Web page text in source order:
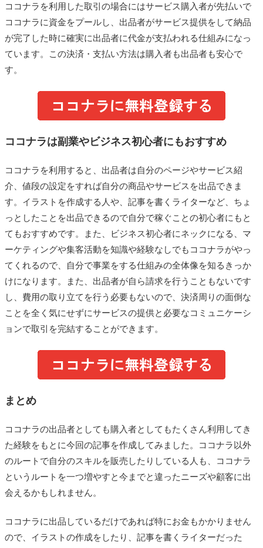
ココナラを利用した取引の場合にはサービス購入者が先払いで
ココナラに資金をプールし、出品者がサービス提供をして納品
が完了した時に確実に出品者に代金が支払われる仕組みになっ
ています。この決済・支払い方法は購入者も出品者も安心で
す。
ココナラは副業やビジネス初心者にもおすすめ
ココナラを利用すると、出品者は自分のページやサービス紹
介、値段の設定をすれば自分の商品やサービスを出品できま
す。イラストを作成する人や、記事を書くライターなど、ちょ
っとしたことを出品できるので自分で稼ぐことの初心者にもと
てもおすすめです。また、ビジネス初心者にネックになる、マ
ーケティングや集客活動を知識や経験なしでもココナラがやっ
てくれるので、自分で事業をする仕組みの全体像を知るきっか
けになります。また、出品者が自ら請求を行うこともないです
し、費用の取り立てを行う必要もないので、決済周りの面倒な
ことを全く気にせずにサービスの提供と必要なコミュニケーシ
ョンで取引を完結することができます。
まとめ
ココナラの出品者としても購入者としてもたくさん利用してき
た経験をもとに今回の記事を作成してみました。ココナラ以外
のルートで自分のスキルを販売したりしている人も、ココナラ
というルートを一つ増やすと今までと違ったニーズや顧客に出
会えるかもしれません。
ココナラに出品しているだけであれば特にお金もかかりません
ので、イラストの作成をしたり、記事を書くライターだった